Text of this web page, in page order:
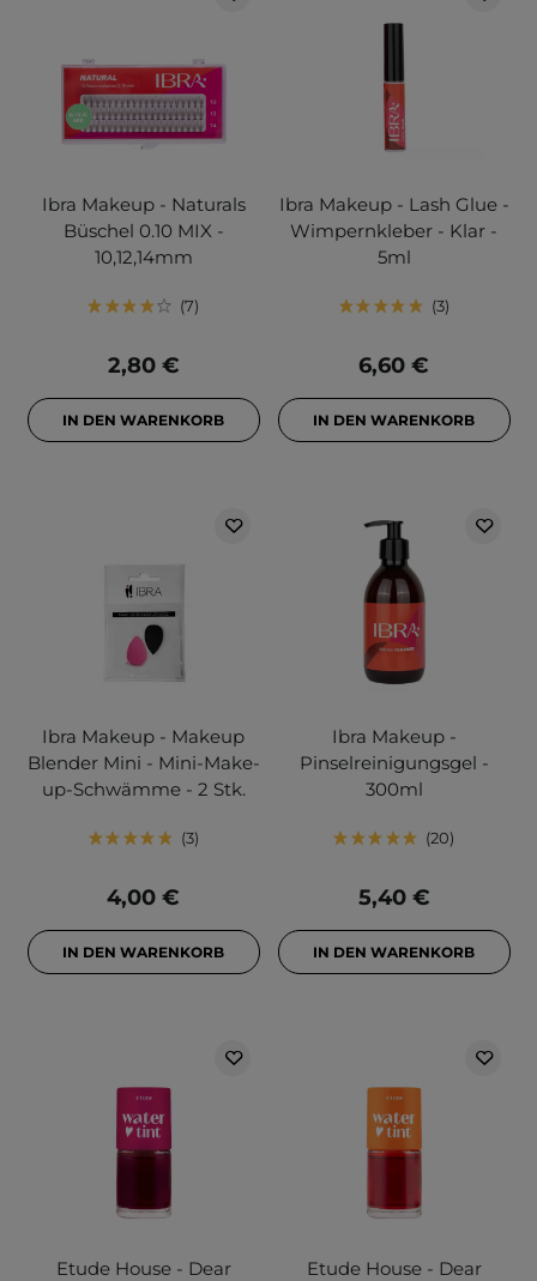
Ibra Makeup - Naturals
Büschel 0.10 MIX -
10,12,14mm
7
2,80 €
IN DEN WARENKORB
Ibra Makeup - Lash Glue -
Wimpernkleber - Klar -
5ml
3
6,60 €
IN DEN WARENKORB
Ibra Makeup - Makeup
Blender Mini - Mini-Make-
up-Schwämme - 2 Stk.
3
4,00 €
IN DEN WARENKORB
Ibra Makeup -
Pinselreinigungsgel -
300ml
20
5,40 €
IN DEN WARENKORB
Etude House - Dear Etude House - Dear